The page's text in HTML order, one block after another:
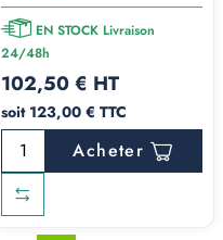
EN STOCK Livraison
24/48h
102,50 € HT
soit 123,00 € TTC
Acheter